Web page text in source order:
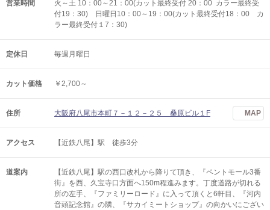
営業時間
火～土 10：00～21：00(カット最終受付 20：00 カラー最終受
付19：30) 日曜日10：00～19：00(カット最終受付18：00 カ
ラー最終受付１7：30)
定休日 毎週月曜日
カット価格 ￥2,700～
住所 大阪府八尾市本町７－１２－２５ 桑原ビル１F MAP
アクセス 【近鉄八尾】駅 徒歩3分
道案内
【近鉄八尾】駅の西口改札から降りて頂き、『ペントモール3番
街』を西、久宝寺口方面へ150m程進みます。丁度道路が切れる
所の左手、『ファミリーロード』に入って頂くと6軒目、『河内
音頭記念館』の隣、『サカイミートショップ』の向かいにござい